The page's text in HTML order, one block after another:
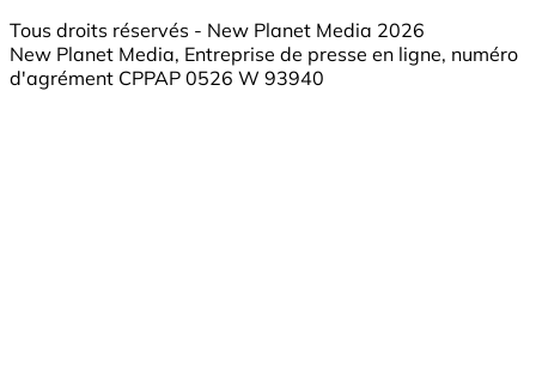
Tous droits réservés - New Planet Media 2026
New Planet Media, Entreprise de presse en ligne, numéro
d'agrément CPPAP 0526 W 93940